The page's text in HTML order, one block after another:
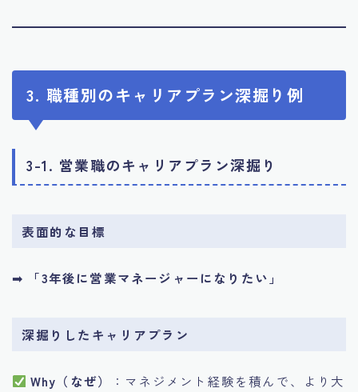
3. 職種別のキャリアプラン深掘り例
3-1. 営業職のキャリアプラン深掘り
表面的な目標
➡ 「3年後に営業マネージャーになりたい」
深掘りしたキャリアプラン
Why（なぜ）
：マネジメント経験を積んで、より大